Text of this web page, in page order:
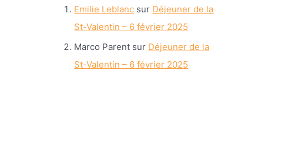
Emilie Leblanc sur Déjeuner de la
St-Valentin – 6 février 2025
Marco Parent sur Déjeuner de la
St-Valentin – 6 février 2025